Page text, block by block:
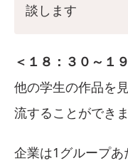
談します
＜１８：３０～１
他の学生の作品を
流することができ
企業は1グループ